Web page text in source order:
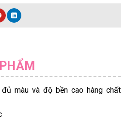
màu và độ bền cao hàng chất